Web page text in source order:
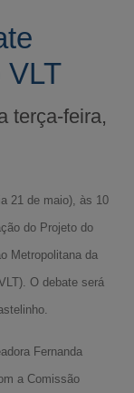
VLT
terça-feira,
21 de maio), às 10
do Projeto do
Metropolitana da
O debate será
Fernanda
a Comissão